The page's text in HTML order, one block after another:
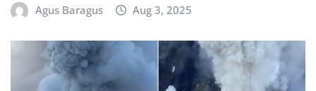
Agus Baragus Aug 3, 2025